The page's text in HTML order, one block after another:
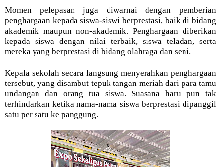
Momen pelepasan juga diwarnai dengan pemberian
penghargaan kepada siswa-siswi berprestasi, baik di bidang
akademik maupun non-akademik. Penghargaan diberikan
kepada siswa dengan nilai terbaik, siswa teladan, serta
mereka yang berprestasi di bidang olahraga dan seni.
Kepala sekolah secara langsung menyerahkan penghargaan
tersebut, yang disambut tepuk tangan meriah dari para tamu
undangan dan orang tua siswa. Suasana haru pun tak
terhindarkan ketika nama-nama siswa berprestasi dipanggil
satu per satu ke panggung.